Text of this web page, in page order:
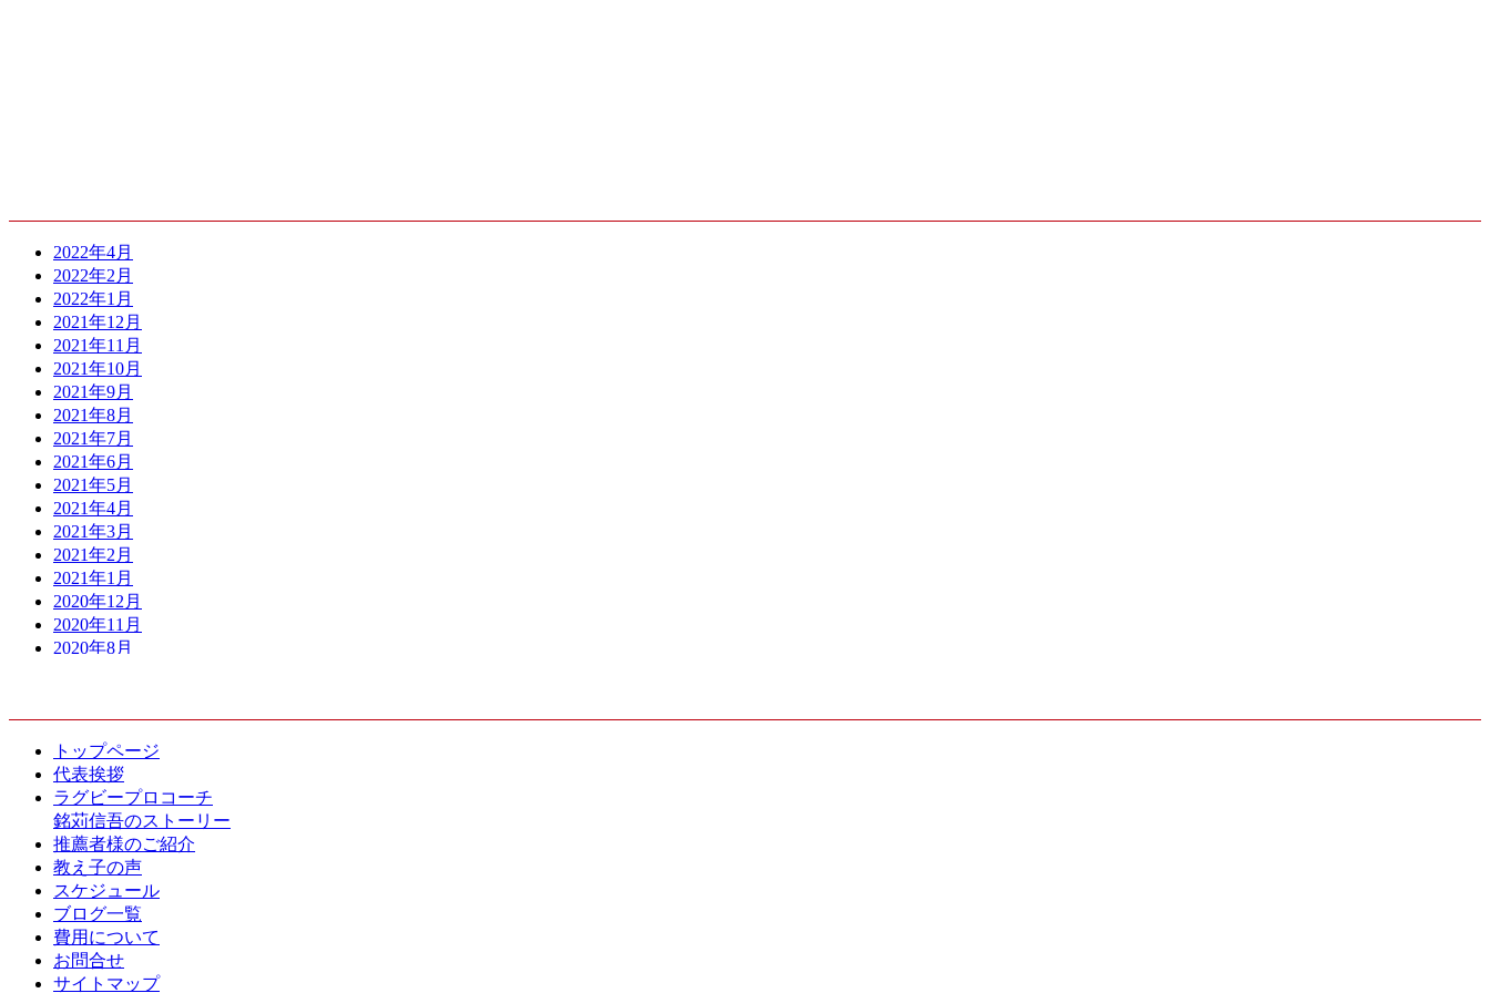
2022年4月
2022年2月
2022年1月
2021年12月
2021年11月
2021年10月
2021年9月
2021年8月
2021年7月
2021年6月
2021年5月
2021年4月
2021年3月
2021年2月
2021年1月
2020年12月
2020年11月
2020年8月
2020年5月
2020年4月
2020年3月
2020年2月
2020年1月
2019年12月
2019年10月
2019年9月
2019年8月
2019年7月
2019年6月
2019年5月
トップページ
代表挨拶
ラグビープロコーチ
銘苅信吾のストーリー
推薦者様のご紹介
教え子の声
スケジュール
ブログ一覧
費用について
お問合せ
サイトマップ